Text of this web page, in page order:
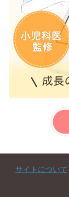
サイトについて